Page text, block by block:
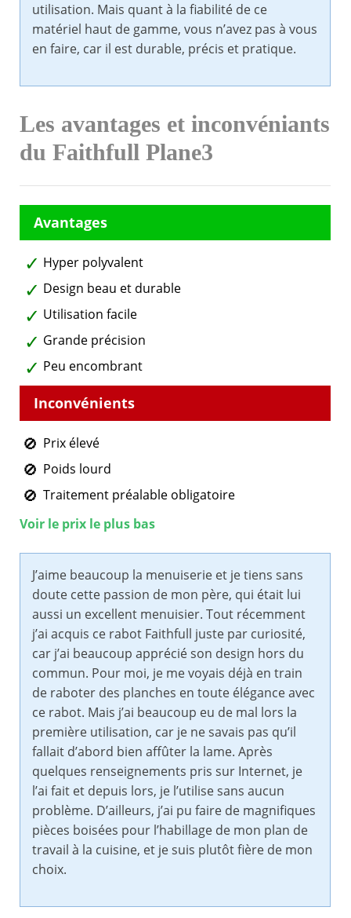
utilisation. Mais quant à la fiabilité de ce
matériel haut de gamme, vous n’avez pas à vous
en faire, car il est durable, précis et pratique.
Les avantages et inconvéniants
du Faithfull Plane3
Hyper polyvalent
Design beau et durable
Utilisation facile
Grande précision
Peu encombrant
Prix élevé
Poids lourd
Traitement préalable obligatoire
Voir le prix le plus bas
J’aime beaucoup la menuiserie et je tiens sans
doute cette passion de mon père, qui était lui
aussi un excellent menuisier. Tout récemment
j’ai acquis ce rabot Faithfull juste par curiosité,
car j’ai beaucoup apprécié son design hors du
commun. Pour moi, je me voyais déjà en train
de raboter des planches en toute élégance avec
ce rabot. Mais j’ai beaucoup eu de mal lors la
première utilisation, car je ne savais pas qu’il
fallait d’abord bien affûter la lame. Après
quelques renseignements pris sur Internet, je
l’ai fait et depuis lors, je l’utilise sans aucun
problème. D’ailleurs, j’ai pu faire de magnifiques
pièces boisées pour l’habillage de mon plan de
travail à la cuisine, et je suis plutôt fière de mon
choix.